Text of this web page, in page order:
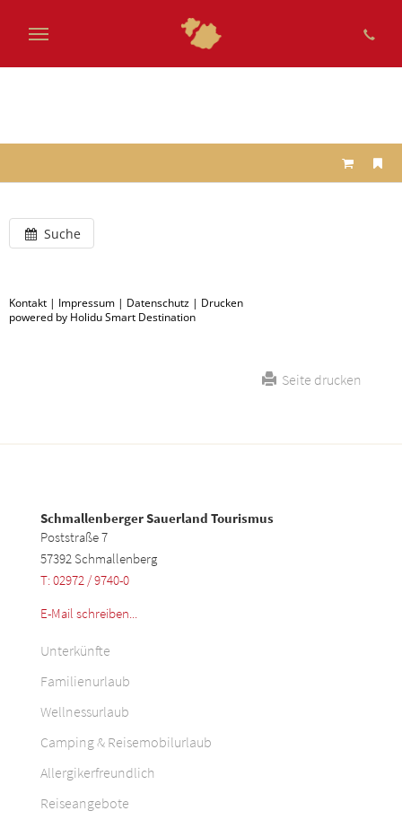
Hauptinhalt
Suche
Kontakt | Impressum | Datenschutz | Drucken
powered by Holidu Smart Destination
Seite drucken
Schmallenberger Sauerland Tourismus
Poststraße 7
57392 Schmallenberg
T: 02972 / 9740-0
E-Mail schreiben...
Unterkünfte
Familienurlaub
Wellnessurlaub
Camping & Reisemobilurlaub
Allergikerfreundlich
Reiseangebote